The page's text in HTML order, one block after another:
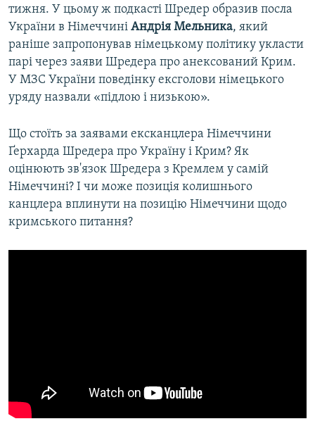
тижня. У цьому ж подкасті Шредер образив посла
України в Німеччині Андрія Мельника, який
раніше запропонував німецькому політику укласти
парі через заяви Шредера про анексований Крим.
У МЗС України поведінку ексголови німецького
уряду назвали «підлою і низькою».
Що стоїть за заявами ексканцлера Німеччини
Ґерхарда Шредера про Україну і Крим? Як
оцінюють зв'язок Шредера з Кремлем у самій
Німеччині? І чи може позиція колишнього
канцлера вплинути на позицію Німеччини щодо
кримського питання?